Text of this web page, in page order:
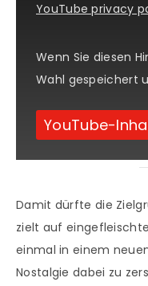
YouTube privacy
Wenn Sie diesen
Wahl gespeichert
YouTube-
Damit dürfte die
zielt auf
einmal in einem
Nostalgie dabei zu